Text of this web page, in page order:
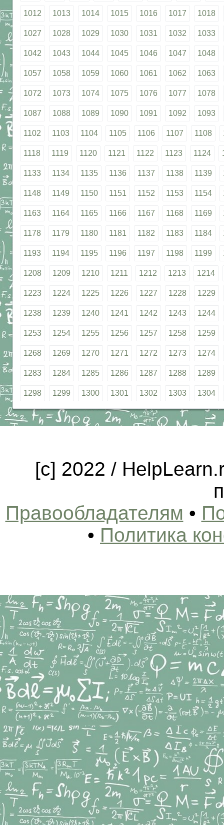
1012 1013 1014 1015 1016 1017 1018
1027 1028 1029 1030 1031 1032 1033
1042 1043 1044 1045 1046 1047 1048
1057 1058 1059 1060 1061 1062 1063
1072 1073 1074 1075 1076 1077 1078
1087 1088 1089 1090 1091 1092 1093
1102 1103 1104 1105 1106 1107 1108
1118 1119 1120 1121 1122 1123 1124
1133 1134 1135 1136 1137 1138 1139
1148 1149 1150 1151 1152 1153 1154
1163 1164 1165 1166 1167 1168 1169
1178 1179 1180 1181 1182 1183 1184
1193 1194 1195 1196 1197 1198 1199
1208 1209 1210 1211 1212 1213 1214
1223 1224 1225 1226 1227 1228 1229
1238 1239 1240 1241 1242 1243 1244
1253 1254 1255 1256 1257 1258 1259
1268 1269 1270 1271 1272 1273 1274
1283 1284 1285 1286 1287 1288 1289
1298 1299 1300 1301 1302 1303 1304
[c] 2022 /
Правообладателям •
• Политика